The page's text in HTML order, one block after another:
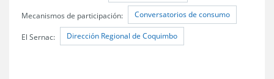
Mecanismos de participación: Conversatorios de consumo
El Sernac: Dirección Regional de Coquimbo